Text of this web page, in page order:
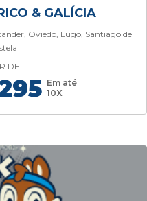
& GALÍCIA
Oviedo, Lugo, Santiago de
DE
Em até
10X